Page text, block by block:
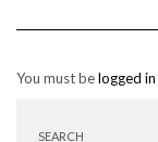
You must belogged in
SEARCH